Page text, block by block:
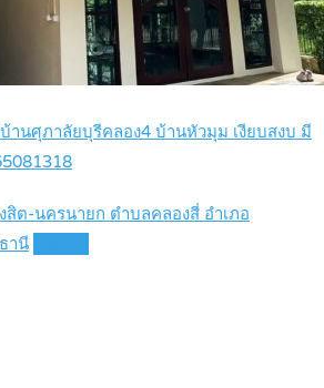
านศุภาลัยบุรีคลอง4 บ้านหัวมุม เงียบสงบ มี
สิต-นครนายก ตำบลคลองสี่ อำเภอ
านี